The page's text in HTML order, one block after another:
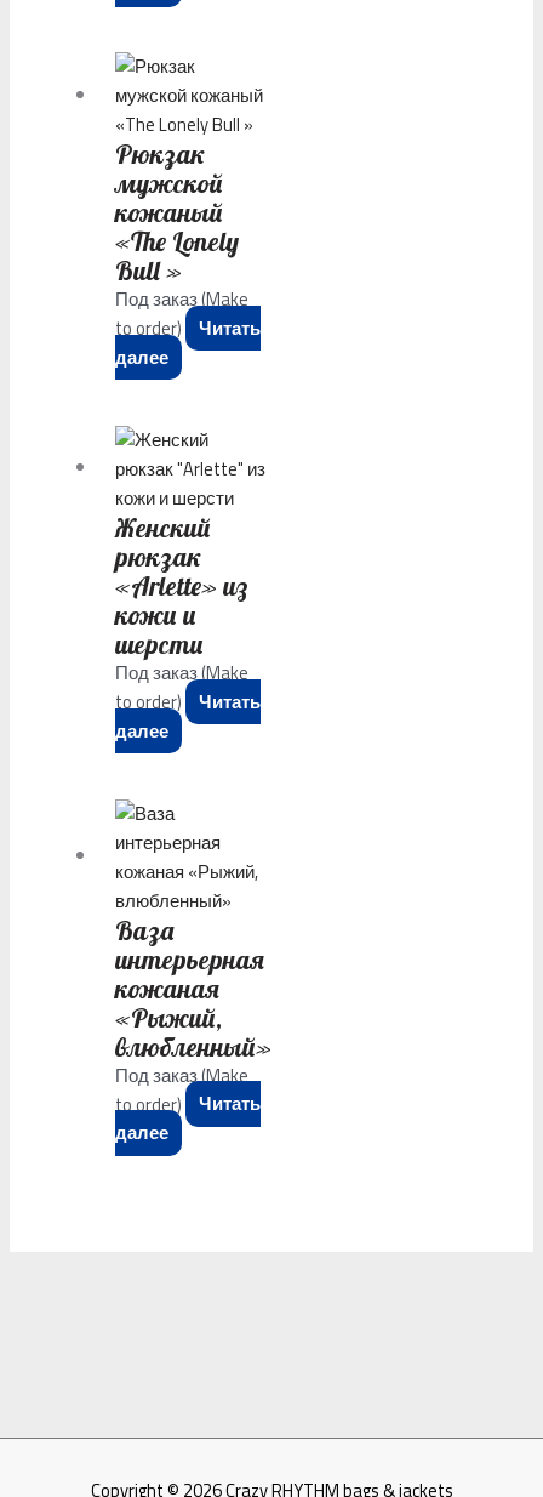
Рюкзак
мужской
кожаный
«The Lonely
Bull »
Под заказ (Make
to order)
Читать
далее
Женский
рюкзак
«Arlette» из
кожи и
шерсти
Под заказ (Make
to order)
Читать
далее
Ваза
интерьерная
кожаная
«Рыжий,
влюбленный»
Под заказ (Make
to order)
Читать
далее
Copyright © 2026Crazy RHYTHM bags & jackets